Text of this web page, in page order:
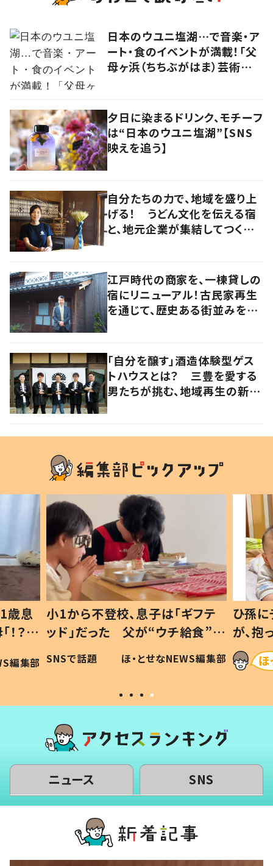
日本のウユニ塩湖…で音楽・ア
ート・食のイベントが満載！「父
母ヶ浜（ちちぶがはま）芸術祭
夕日に染まるドリンク、モチーフ
は“日本のウユニ塩湖”【SNS
映えを追う】
自分たちの力で、地域を盛り上
げる！ うどん文化を伝える宿
と、地元企業が集結してつくり
江戸時代の商家を、一棟貸しの
宿にリニューアル！古民家再生
を通じて、歴史ある街並みを守
「自分を醸す」酒造体験型ゲス
トハウスとは？ 三豊を愛する
男たちが挑む、地域再生の新し
歳息
？」
編集部
小1から不登校、息子は「ギフテ
ッド」だった 父が“ウチ給食”を
作り続ける理由とは #令和の親
#令和の子
SNSで話題 ほ・とせなNEWS編集部
ひ孫
が、
「涙が
い」
ニュース SNS